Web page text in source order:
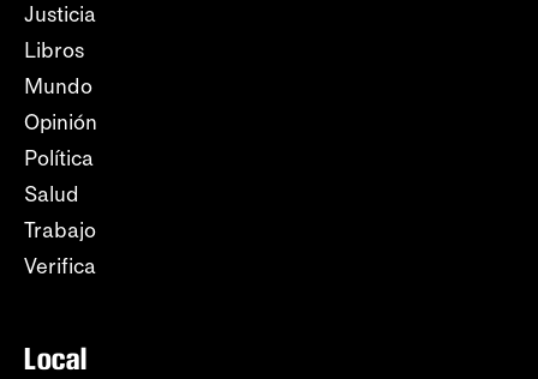
Justicia
Libros
Mundo
Opinión
Política
Salud
Trabajo
Verifica
Local